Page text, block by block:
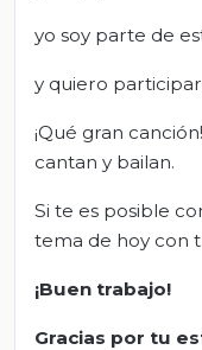
yo soy parte de
y quiero
¡Qué gran
cantan y bailan.
Si te es posible
tema de hoy con
¡Buen trabajo!
Gracias por tu